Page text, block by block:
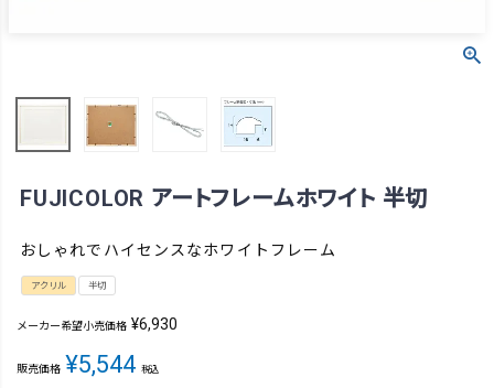
FUJICOLOR アートフレームホワイト 半切
おしゃれでハイセンスなホワイトフレーム
アクリル 半切
メーカー希望小売価格 ¥6,930
販売価格 ¥5,544 税込